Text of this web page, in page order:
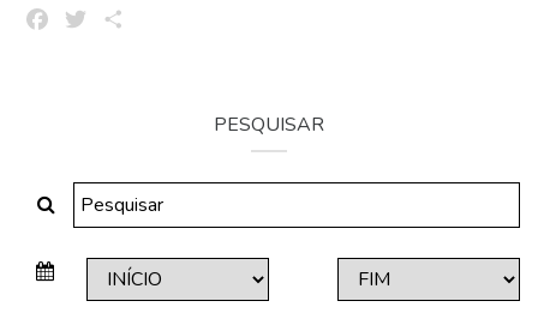
FacebookTwitter
PESQUISAR